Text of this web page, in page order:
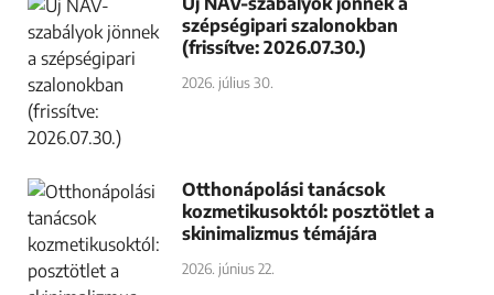
szépségipari szalonokban
(frissítve: 2026.07.30.)
2026. július 30.
Otthonápolási tanácsok
kozmetikusoktól: posztötlet a
skinimalizmus témájára
2026. június 22.